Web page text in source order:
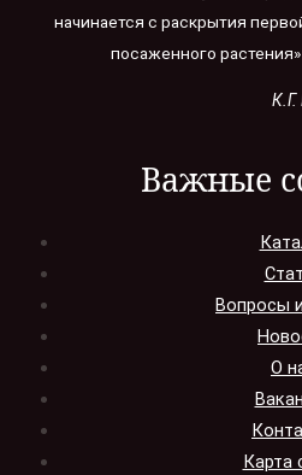
начинается с раскрытия
посаженного растения»
К.Г.
Важные
Вопросы
О
Карта